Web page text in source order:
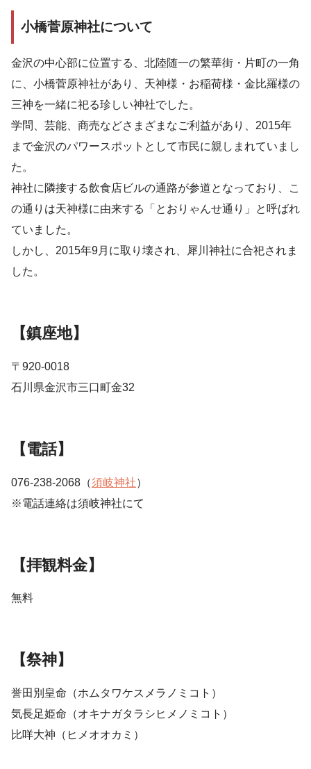
小橋菅原神社について
金沢の中心部に位置する、北陸随一の繁華街・片町の一角
に、小橋菅原神社があり、天神様・お稲荷様・金比羅様の
三神を一緒に祀る珍しい神社でした。
学問、芸能、商売などさまざまなご利益があり、2015年
まで金沢のパワースポットとして市民に親しまれていまし
た。
神社に隣接する飲食店ビルの通路が参道となっており、こ
の通りは天神様に由来する「とおりゃんせ通り」と呼ばれ
ていました。
しかし、2015年9月に取り壊され、犀川神社に合祀されま
した。
【鎮座地】
〒920-0018
石川県金沢市三口町金32
【電話】
076-238-2068（須岐神社）
※電話連絡は須岐神社にて
【拝観料金】
無料
【祭神】
誉田別皇命（ホムタワケスメラノミコト）
気長足姫命（オキナガタラシヒメノミコト）
比咩大神（ヒメオオカミ）